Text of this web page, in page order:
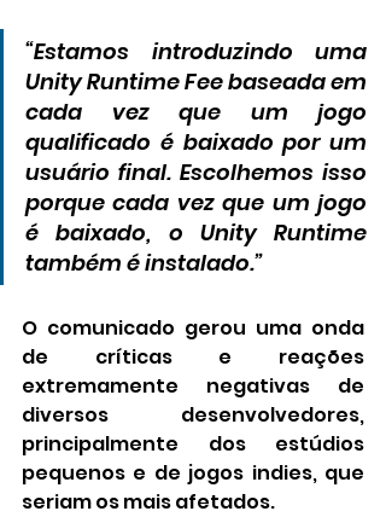
“Estamos introduzindo uma
Unity Runtime Fee baseada em
cada vez que um jogo
qualificado é baixado por um
usuário final. Escolhemos isso
porque cada vez que um jogo
é baixado, o Unity Runtime
também é instalado.”
O comunicado gerou uma onda
de críticas e reações
extremamente negativas de
diversos desenvolvedores,
principalmente dos estúdios
pequenos e de jogos indies, que
seriam os mais afetados.